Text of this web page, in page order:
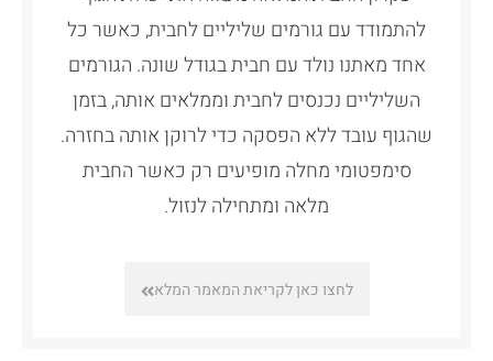
להתמודד עם גורמים שליליים לחבית, כאשר כל
אחד מאתנו נולד עם חבית בגודל שונה. הגורמים
השליליים נכנסים לחבית וממלאים אותה, בזמן
שהגוף עובד ללא הפסקה כדי לרוקן אותה בחזרה.
סימפטומי מחלה מופיעים רק כאשר החבית
מלאה ומתחילה לנזול.
לחצו כאן לקריאת המאמר המלא